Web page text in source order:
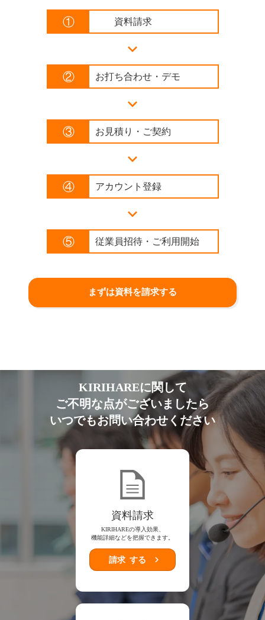
① 資料請求
keyboard_arrow_down
② お打ち合わせ・デモ
keyboard_arrow_down
③ お見積り・ご契約
keyboard_arrow_down
④ アカウント登録
keyboard_arrow_down
⑤ 従業員招待・ご利用開始
まずは資料を請求する
KIRIHAREに関して
ご不明な点がございましたら
いつでもお問い合わせください
資料請求
KIRIHAREの導入効果、
機能詳細などを把握できます。
請求 する keyboard_arrow_right